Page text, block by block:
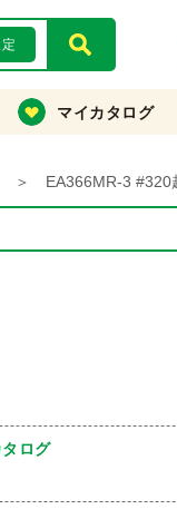
合計： 0円
マイカタログ
＞ EA366MR-3 #320
ログ